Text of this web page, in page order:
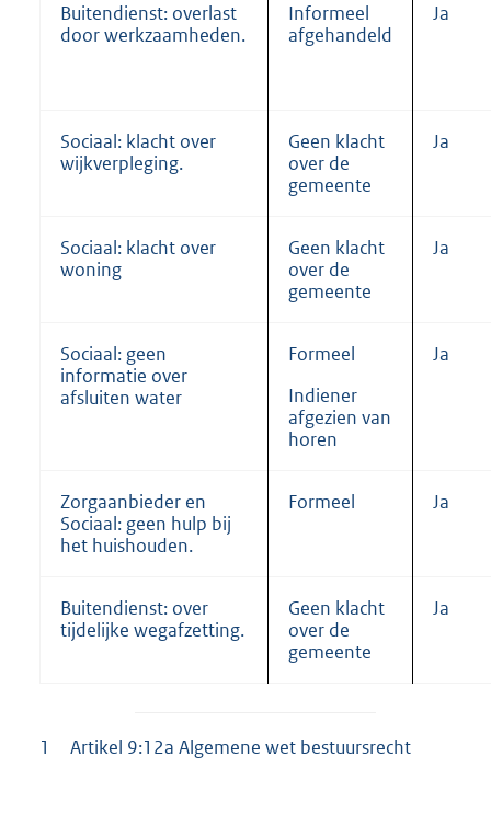
Buitendienst: overlast
door werkzaamheden.
Informeel
afgehandeld
Ja
Sociaal: klacht over
wijkverpleging.
Geen klacht
over de
gemeente
Ja
Sociaal: klacht over
woning
Geen klacht
over de
gemeente
Ja
Sociaal: geen
informatie over
afsluiten water
Formeel
Indiener
afgezien van
horen
Ja
Zorgaanbieder en
Sociaal: geen hulp bij
het huishouden.
Formeel Ja
Buitendienst: over
tijdelijke wegafzetting.
Geen klacht
over de
gemeente
Ja
1 Artikel 9:12a Algemene wet bestuursrecht